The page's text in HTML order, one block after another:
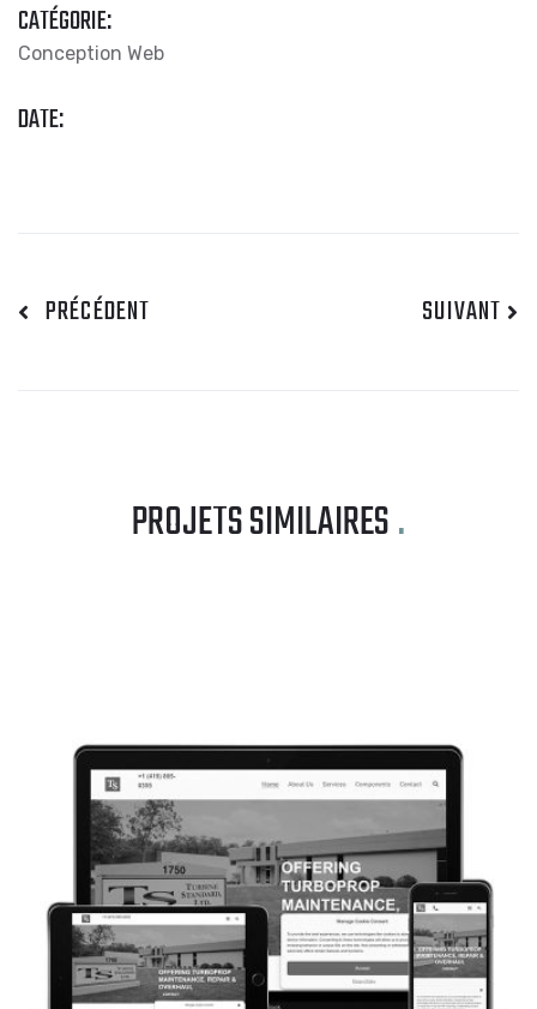
CATÉGORIE:
Conception Web
DATE:
PRÉCÉDENT SUIVANT
PROJETS SIMILAIRES.